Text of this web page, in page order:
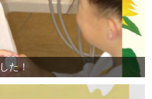
た！